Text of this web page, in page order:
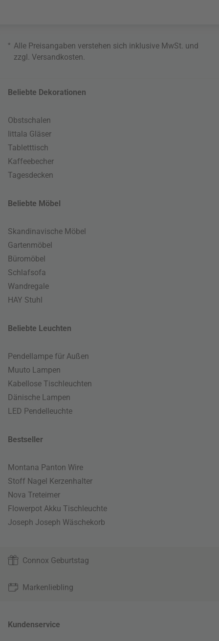
* Alle Preisangaben verstehen sich inklusive MwSt. und
zzgl. Versandkosten
Beliebte Dekorationen
Obstschalen
Iittala Gläser
Tabletttisch
Kaffeebecher
Tagesdecken
Beliebte Möbel
Skandinavische Möbel
Gartenmöbel
Büromöbel
Schlafsofa
Wandregale
HAY Stuhl
Beliebte Leuchten
Pendellampe für Außen
Muuto Lampen
Kabellose Tischleuchten
Dänische Lampen
LED Pendelleuchte
Bestseller
Montana Panton Wire
Stoff Nagel Kerzenhalter
Nova Treteimer
Flowerpot Akku Tischleuchte
Joseph Joseph Wäschekorb
Connox Geburtstag
Markenliebling
Kundenservice